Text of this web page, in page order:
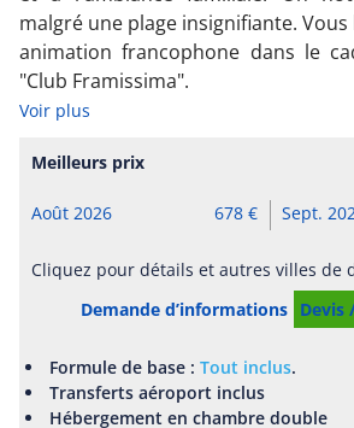
malgré une plage insignifiante.
animation francophone dans le
"Club Framissima".
Voir plus
Demande d’informations Devis
Meilleurs prix
Août 2026 678 Sept.
Cliquez pour détails et autres villes de
Formule de base :Tout inclus.
Transferts aéroport inclus
Hébergement en chambre double